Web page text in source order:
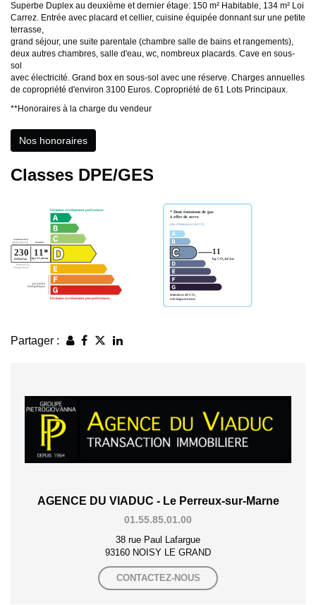
Superbe Duplex au deuxième et dernier étage: 150 m² Habitable, 134 m² Loi
Carrez. Entrée avec placard et cellier, cuisine équipée donnant sur une petite
terrasse,
grand séjour, une suite parentale (chambre salle de bains et rangements),
deux autres chambres, salle d'eau, wc, nombreux placards. Cave en sous-
sol
avec électricité. Grand box en sous-sol avec une réserve. Charges annuelles
de copropriété d'environ 3100 Euros. Copropriété de 61 Lots Principaux.
**Honoraires à la charge du vendeur
Nos honoraires
Classes DPE/GES
Partager :
AGENCE DU VIADUC - Le Perreux-sur-Marne
01.55.85.01.00
38 rue Paul Lafargue
93160 NOISY LE GRAND
CONTACTEZ-NOUS